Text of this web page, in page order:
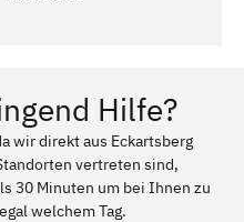
Hilfe?
wir direkt aus Eckartsberg
vertreten sind,
30 Minuten um bei Ihnen zu
welchem Tag.